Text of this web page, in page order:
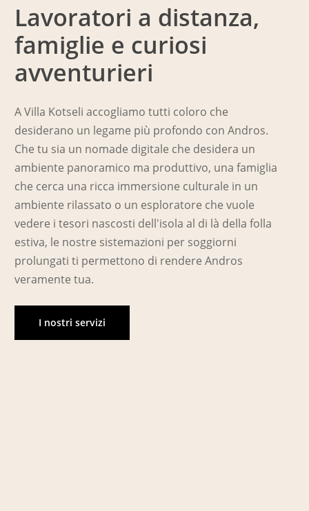
Per chi è pensato?
Lavoratori a distanza,
famiglie e curiosi
avventurieri
A Villa Kotseli accogliamo tutti coloro che
desiderano un legame più profondo con Andros.
Che tu sia un nomade digitale che desidera un
ambiente panoramico ma produttivo, una famiglia
che cerca una ricca immersione culturale in un
ambiente rilassato o un esploratore che vuole
vedere i tesori nascosti dell'isola al di là della folla
estiva, le nostre sistemazioni per soggiorni
prolungati ti permettono di rendere Andros
veramente tua.
I nostri servizi